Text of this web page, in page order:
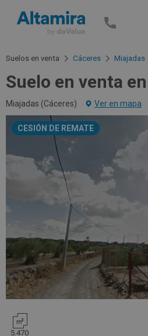
Suelos en venta Cáceres Miajadas
Suelo en venta
Miajadas (Cáceres) Ver en mapa
CESIÓN DE REMATE
5.470